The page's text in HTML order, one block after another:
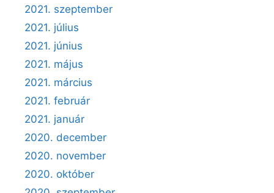
2021. szeptember
2021. július
2021. június
2021. május
2021. március
2021. február
2021. január
2020. december
2020. november
2020. október